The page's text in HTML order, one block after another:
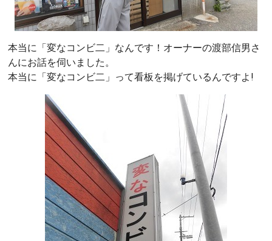
本当に「変なコンビ二」なんです！オーナーの渡部信男さ
んにお話を伺いました。
本当に「変なコンビ二」って看板を掲げているんですよ!